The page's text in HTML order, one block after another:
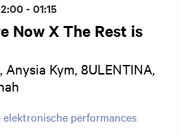
Now X The Rest is
Anysia Kym, 8ULENTINA,
elektronische performances
- 01:15